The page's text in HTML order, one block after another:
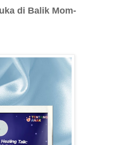
di Balik Mom-